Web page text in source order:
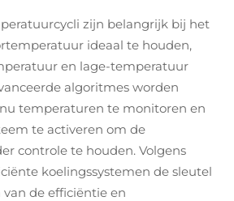
zijn belangrijk bij het
ideaal te houden,
en lage-temperatuur
algoritmes worden
temperaturen te monitoren en
te activeren om de
controle te houden. Volgens
koelingssystemen de sleutel
de efficiëntie en